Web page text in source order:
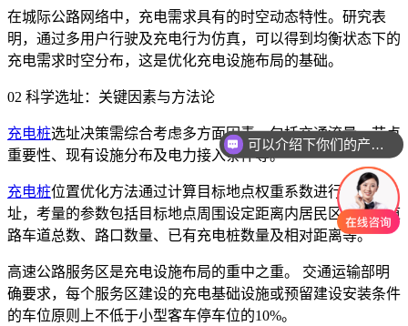
在城际公路网络中，充电需求具有的时空动态特性。研究表
明，通过多用户行驶及充电行为仿真，可以得到均衡状态下的
充电需求时空分布，这是优化充电设施布局的基础。
02 科学选址：关键因素与方法论
充电桩选址决策需综合考虑多方面因素，包括交通流量、节点
重要性、现有设施分布及电力接入条件等。
充电桩位置优化方法通过计算目标地点权重系数进行科学选
址，考量的参数包括目标地点周围设定距离内居民区数量、道
路车道总数、路口数量、已有充电桩数量及相对距离等。
高速公路服务区是充电设施布局的重中之重。 交通运输部明
确要求，每个服务区建设的充电基础设施或预留建设安装条件
的车位原则上不低于小型客车停车位的10%。
可以介绍下你们的产品么